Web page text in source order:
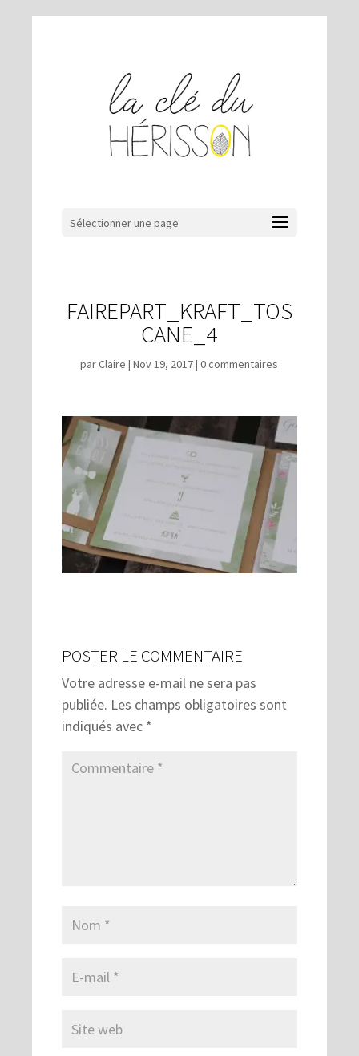
Sélectionner une page
FAIREPART_KRAFT_TOS
CANE_4
parClaire |Nov 19, 2017|0 commentaires
POSTER LE COMMENTAIRE
Votre adresse e-mail ne sera pas
publiée. Les champs obligatoires sont
indiqués avec *